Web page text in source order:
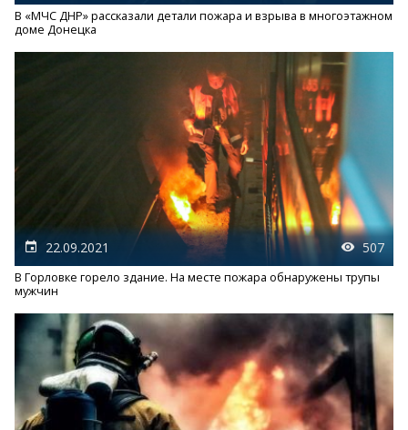
В «МЧС ДНР» рассказали детали пожара и взрыва в многоэтажном
доме Донецка
22.09.2021 507
В Горловке горело здание. На месте пожара обнаружены трупы
мужчин